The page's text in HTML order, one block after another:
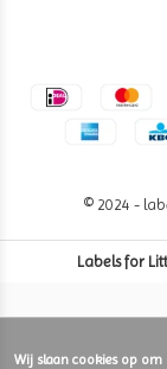
© 2024 -
Labels for
Wij slaan cookies op om